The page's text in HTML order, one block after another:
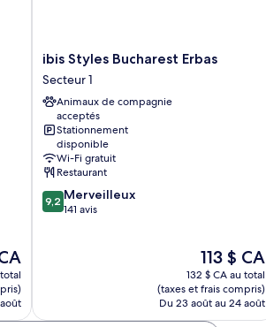
ibis
Styles
Bucharest
Erbas
Secteur
1
ibis Styles Bucharest Erbas
Secteur 1
Animaux de compagnie
acceptés
Stationnement
disponible
Wi-Fi gratuit
Restaurant
9.2
sur
9,2 Merveilleux
141 avis
Le
prix
est
de
113 $ CA
113 $ CA
132 $ CA au total
(taxes et frais compris)
Du 23 août au 24 août